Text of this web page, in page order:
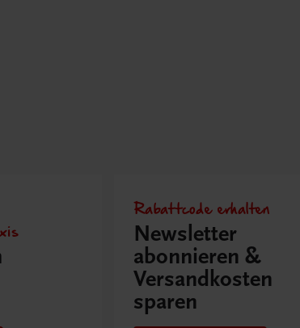
Rabattcode erhalten
Newsletter
abonnieren &
Versandkosten
sparen